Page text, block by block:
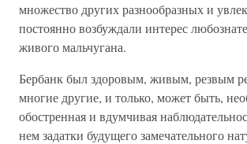
множество других разнообразных и
постоянно возбуждали интерес
живого мальчугана.
Бербанк был здоровым, живым, резвым
многие другие, и только, может быть,
обостренная и вдумчивая
нем задатки будущего замечательного